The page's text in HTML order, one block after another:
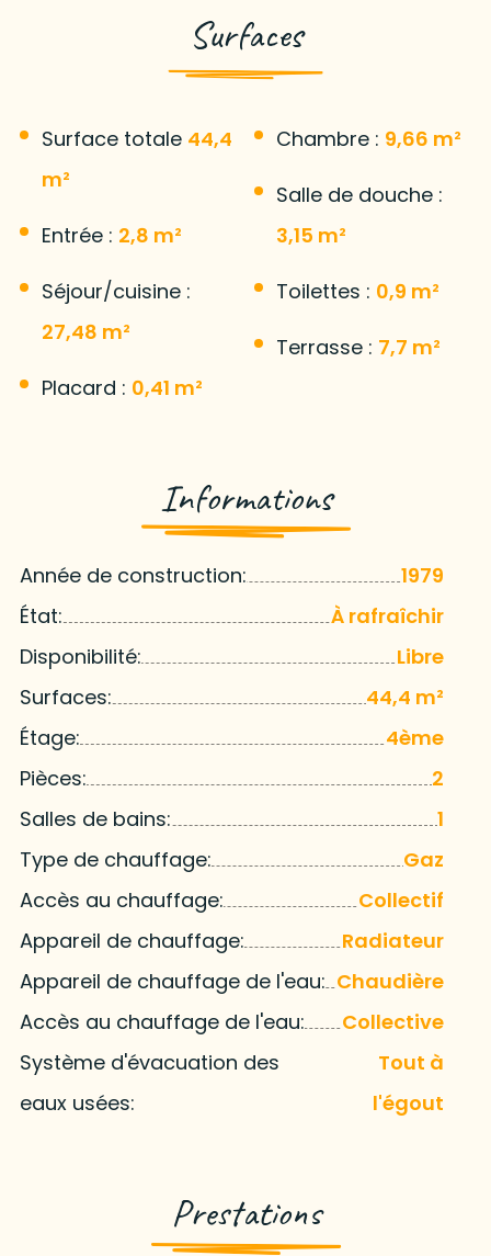
Surfaces
Surface totale 44,4
m²
Entrée : 2,8 m²
Séjour/cuisine :
27,48 m²
Placard : 0,41 m²
Chambre : 9,66 m²
Salle de douche :
3,15 m²
Toilettes : 0,9 m²
Terrasse : 7,7 m²
Informations
Année de construction:
1979
État:
À rafraîchir
Disponibilité:
Libre
Surfaces:
44,4 m²
Étage:
4ème
Pièces:
2
Salles de bains:
1
Type de chauffage:
Gaz
Accès au chauffage:
Collectif
Appareil de chauffage:
Radiateur
Appareil de chauffage de l'eau: Chaudière
Accès au chauffage de l'eau:
Collective
Système d'évacuation des
eaux usées:
Tout à
l'égout
Prestations